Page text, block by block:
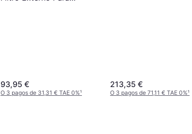
93,95 €
O 3 pagos de 31,31 € TAE 0%¹
213,35 €
O 3 pagos de 71,11 € TAE 0%¹